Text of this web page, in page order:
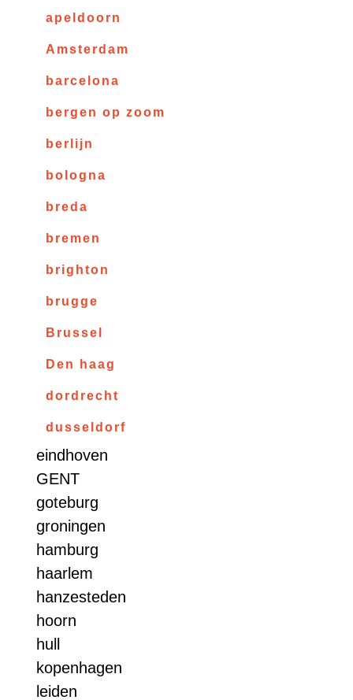
apeldoorn
Amsterdam
barcelona
bergen op zoom
berlijn
bologna
breda
bremen
brighton
brugge
Brussel
Den haag
dordrecht
dusseldorf
eindhoven
GENT
goteburg
groningen
hamburg
haarlem
hanzesteden
hoorn
hull
kopenhagen
leiden